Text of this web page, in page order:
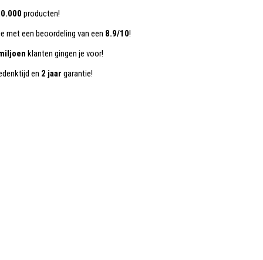
producten!
met een beoordeling van een 8.9/10!
klanten gingen je voor!
en 2 jaar garantie!